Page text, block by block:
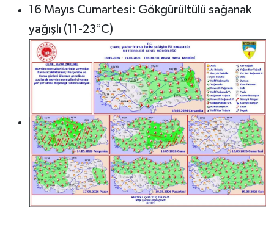
16 Mayıs Cumartesi: Gökgürültülü sağanak
yağışlı (11-23°C)